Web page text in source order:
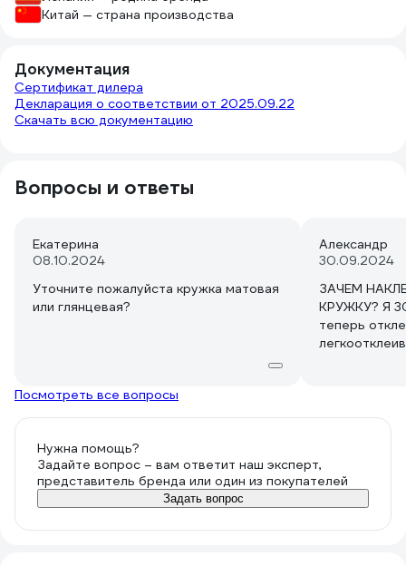
Китай — страна производства
Документация
Сертификат дилера
Декларация о соответствии от 2025.09.22
Скачать всю документацию
Вопросы и ответы
Екатерина
08.10.2024
Уточните пожалуйста кружка матовая
или глянцевая?
Александр
30.09.2024
ЗАЧЕМ
КРУЖКУ? Я
теперь
Посмотреть все вопросы
Нужна помощь?
Задайте вопрос – вам ответит наш эксперт,
представитель бренда или один из покупателей
Задать вопрос